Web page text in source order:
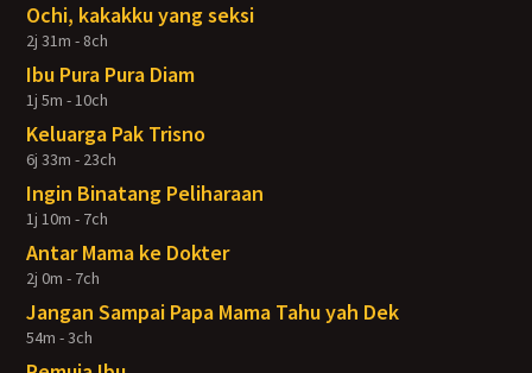
Ochi, kakakku yang seksi
2j 31m - 8ch
Ibu Pura Pura Diam
1j 5m - 10ch
Keluarga Pak Trisno
6j 33m - 23ch
Ingin Binatang Peliharaan
1j 10m - 7ch
Antar Mama ke Dokter
2j 0m - 7ch
Jangan Sampai Papa Mama Tahu yah Dek
54m - 3ch